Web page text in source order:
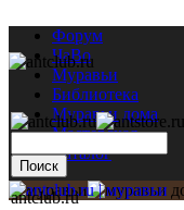
Форум
ЧаВо
Муравьи
Библиотека
Муравьи дома
Мастерская
Каталог
antclub.ru